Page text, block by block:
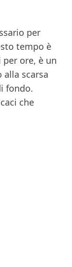
per
tempo è
ore, è un
scarsa
fondo.
che